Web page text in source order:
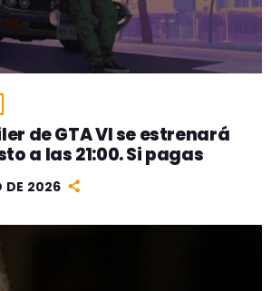
de GTA VI se estrenará
a las 21:00. Si pagas
DE 2026